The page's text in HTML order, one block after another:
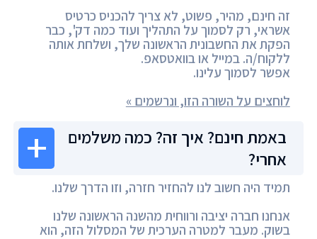
זה חינם, מהיר, פשוט, לא צריך להכניס כרטיס
אשראי, רק לסמוך על התהליך ועוד כמה דק', כבר
הפקת את החשבונית הראשונה שלך, ושלחת אותה
ללקוח/ה. במייל או בוואטסאפ.
אפשר לסמוך עלינו.
לוחצים על השורה הזו, ונרשמים »
באמת חינם? איך זה? כמה משלמים
אחרי?
תמיד היה חשוב לנו להחזיר חזרה, וזו הדרך שלנו.
אנחנו חברה יציבה ורווחית מהשנה הראשונה שלנו
בשוק. מעבר למטרה הערכית של המסלול הזה, הוא